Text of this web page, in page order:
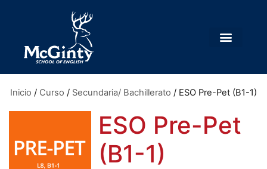
Inicio / Curso / Secundaria/ Bachillerato / ESO Pre-Pet (B1-1)
ESO Pre-Pet
(B1-1)